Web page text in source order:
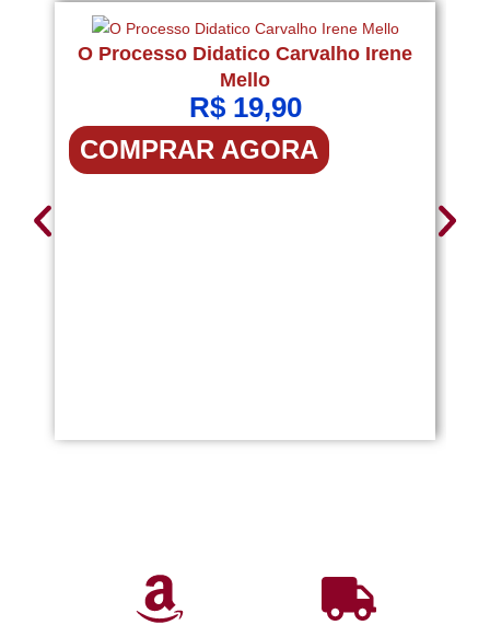
O Processo Didatico Carvalho Irene
Mello
R$19,90
COMPRAR AGORA